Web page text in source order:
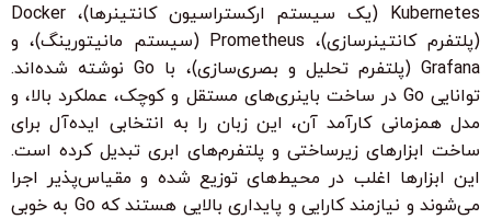
Kubernetes (یک سیستم ارکستراسیون کانتینرها)، Docker
(پلتفرم کانتینرسازی)، Prometheus (سیستم مانیتورینگ)، و
Grafana (پلتفرم تحلیل و بصری‌سازی)، با Go نوشته شده‌اند.
توانایی Go در ساخت باینری‌های مستقل و کوچک، عملکرد بالا، و
مدل همزمانی کارآمد آن، این زبان را به انتخابی ایده‌آل برای
ساخت ابزارهای زیرساختی و پلتفرم‌های ابری تبدیل کرده است.
این ابزارها اغلب در محیط‌های توزیع شده و مقیاس‌پذیر اجرا
می‌شوند و نیازمند کارایی و پایداری بالایی هستند که Go به خوبی